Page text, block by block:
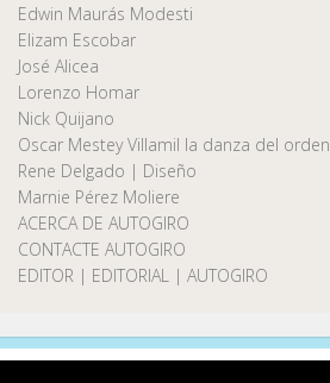
Edwin Maurás Modesti
Elizam Escobar
José Alicea
Lorenzo Homar
Nick Quijano
Oscar Mestey Villamil la danza del orden
Rene Delgado | Diseño
Marnie Pérez Moliere
ACERCA DE AUTOGIRO
CONTACTE AUTOGIRO
EDITOR | EDITORIAL | AUTOGIRO